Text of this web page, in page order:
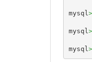
mysql>
mysql>
mysql>